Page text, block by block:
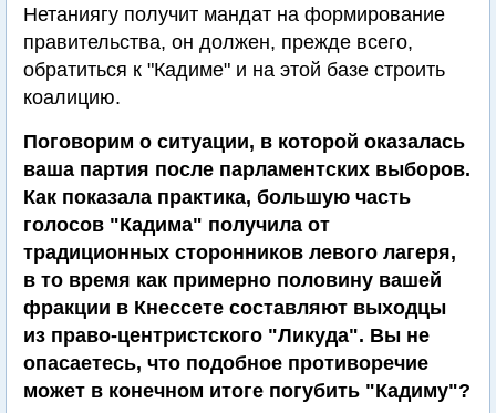
Нетаниягу получит мандат на формирование
правительства, он должен, прежде всего,
обратиться к "Кадиме" и на этой базе строить
коалицию.
Поговорим о ситуации, в которой оказалась
ваша партия после парламентских выборов.
Как показала практика, большую часть
голосов "Кадима" получила от
традиционных сторонников левого лагеря,
в то время как примерно половину вашей
фракции в Кнессете составляют выходцы
из право-центристского "Ликуда". Вы не
опасаетесь, что подобное противоречие
может в конечном итоге погубить "Кадиму"?